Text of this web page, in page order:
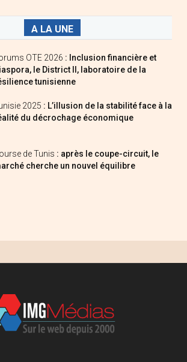
A LA UNE
OTE 2026 : Inclusion financière et
le District II, laboratoire de la
tunisienne
2025 : L’illusion de la stabilité face à la
du décrochage économique
de Tunis : après le coupe-circuit, le
cherche un nouvel équilibre